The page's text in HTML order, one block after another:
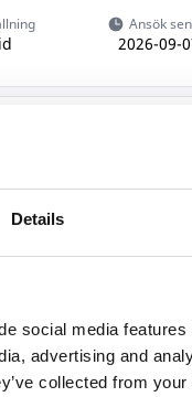
Details
social media
advertising and
collected from
Ansök
2026-09-